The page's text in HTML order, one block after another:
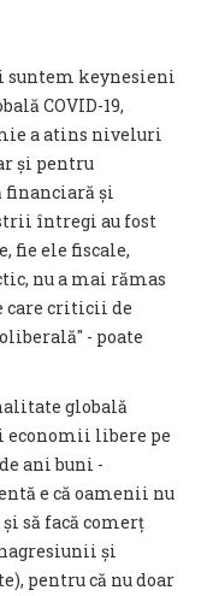
suntem keynesieni
COVID-19,
a atins niveluri
și pentru
financiară și
întregi au fost
fie ele fiscale,
nu a mai rămas
care criticii de
- poate
globală
economii libere pe
ani buni -
e că oamenii nu
să facă comerț
și
pentru că nu doar